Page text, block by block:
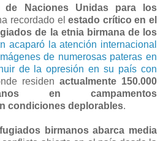
de Naciones Unidas para los
recordado elestado crítico en el
de la etnia birmana de los
acaparó la atención internacional
de numerosas pateras en
de la opresión en su país con
residen actualmente 150.000
en campamentos
condiciones deplorables.
birmanos abarca media